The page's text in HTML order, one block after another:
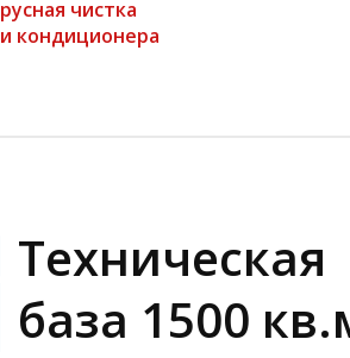
чистка
кондиционера
Техническая
база 1500